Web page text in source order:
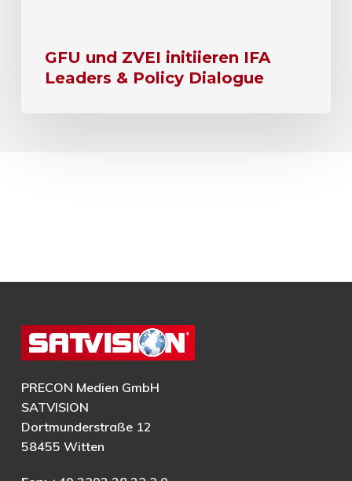
GFU und ZVEI initiieren IFA
Leaders & Policy Dialogue
PRECON Medien GmbH
SATVISION
Dortmunderstraße 12
58455 Witten